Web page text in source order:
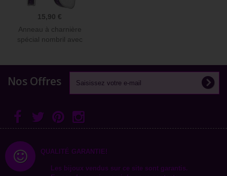
15,90 €
Anneau à charnière
spécial nombril avec
Nos Offres
QUALITÉ GARANTIE!
Les bijoux vendus sur ce site sont garantis.